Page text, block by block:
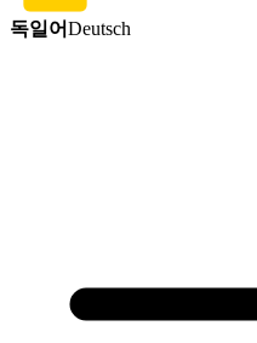
독일어Deutsch